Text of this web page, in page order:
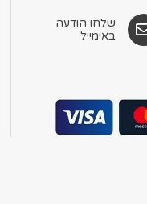
שלחו הודעה
באימייל